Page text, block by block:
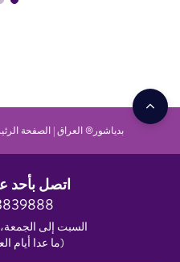
بدياشور® العراق | الصفحة
اتصل بأحد
السبت إلى الجمعة، ٩صباحاً إلى ٦مساءً
(ما عدا أيام